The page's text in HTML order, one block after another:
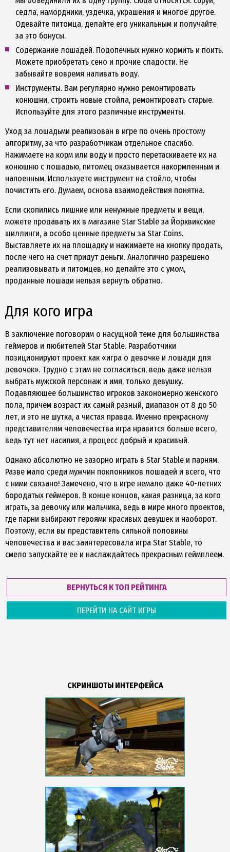
седла, намордники, уздечка, украшения и многое другое.
Одевайте питомца, делайте его уникальным и получайте
за это бонусы.
Содержание лошадей. Подопечных нужно кормить и поить.
Можете приобретать сено и прочие сладости. Не
забывайте вовремя наливать воду.
Инструменты. Вам регулярно нужно ремонтировать
конюшни, строить новые стойла, ремонтировать старые.
Используйте для этого различные инструменты.
Уход за лошадьми реализован в игре по очень простому
алгоритму, за что разработчикам отдельное спасибо.
Нажимаете на корм или воду и просто перетаскиваете их на
конюшню с лошадью, питомец оказывается накормленным и
напоенным. Используете инструмент на стойло, чтобы
почистить его. Думаем, основа взаимодействия понятна.
Если скопились лишние или ненужные предметы и вещи,
можете продавать их в магазине Star Stable за Йорквикские
шиллинги, а особо ценные предметы за Star Coins.
Выставляете их на площадку и нажимаете на кнопку продать,
после чего на счет придут деньги. Аналогично разрешено
реализовывать и питомцев, но делайте это с умом,
проданные лошади нельзя вернуть обратно.
Для кого игра
В заключение поговорим о насущной теме для большинства
геймеров и любителей Star Stable. Разработчики
позиционируют проект как «игра о девочке и лошади для
девочек». Трудно с этим не согласиться, ведь даже нельзя
выбрать мужской персонаж и имя, только девушку.
Подавляющее большинство игроков закономерно женского
пола, причем возраст их самый разный, диапазон от 8 до 50
лет, и это не шутка, а чистая правда. Именно прекрасному
представителям человечества игра нравится больше всего,
ведь тут нет насилия, а процесс добрый и красивый.
Однако абсолютно не зазорно играть в Star Stable и парням.
Разве мало среди мужчин поклонников лошадей и всего, что
с ними связано! Замечено, что в игре немало даже 40-летних
бородатых геймеров. В конце концов, какая разница, за кого
играть, за девочку или мальчика, ведь в мире много проектов,
где парни выбирают героями красивых девушек и наоборот.
Поэтому, если вы представитель сильной половины
человечества и вас заинтересовала игра Star Stable, то
смело запускайте ее и наслаждайтесь прекрасным геймплеем.
ВЕРНУТЬСЯ К ТОП РЕЙТИНГА
ПЕРЕЙТИ НА САЙТ ИГРЫ
СКРИНШОТЫ ИНТЕРФЕЙСА